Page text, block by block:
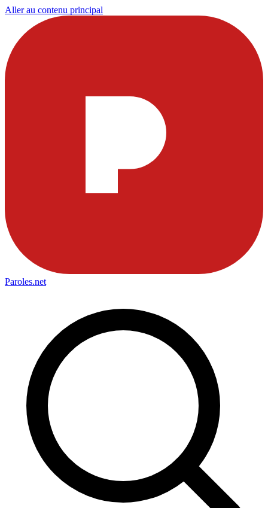
Aller au contenu principal
Paroles.net